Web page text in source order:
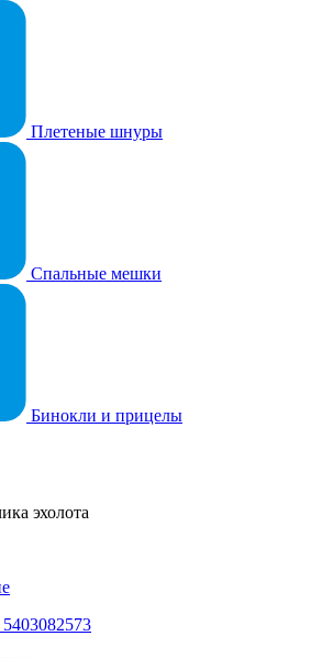
Плетеные шнуры
Спальные мешки
Бинокли и прицелы
эхолота